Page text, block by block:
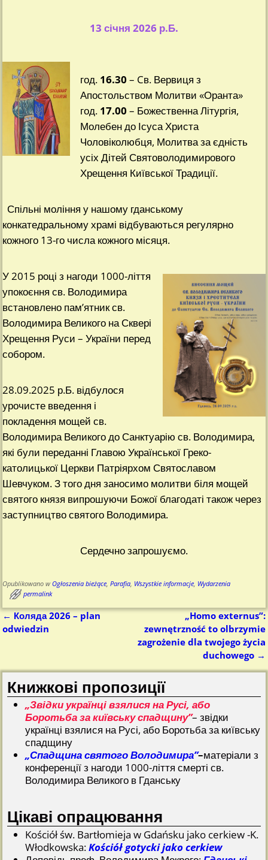
13 січня 2026 р.Б.
год. 16.30 – Cв. Вервиця з
Апостольством Молитви «Оранта»
год. 17.00 – Божественна Літургія,
Молебен до Ісуса Христа
Чоловіколюбця, Молитва за єдність
усіх Дітей Святоволодимирового
Хрещення Київської Традиції.
Спільні моління у нашому гданському
конкатедральному храмі відбуваються регулярно
кожного 13-го числа кожного місяця.
У 2015 році з нагоди 1000-ліття
упокоєння св. Володимира
встановлено пам’ятник св.
Володимира Великого на Сквері
Хрещення Руси – України перед
собором.
28.09.2025 р.Б. відбулося
урочисте введення і
покладення мощей св.
Володимира Великого до Санктуарію св. Володимира,
які були переданні Главою Української Греко-
католицької Церкви Патріярхом Святославом
Шевчуком. З того дня заносимо молитви біля мощей
святого князя випрошуючи Божої благодаті також через
заступництво святого Володимира.
Сердечно запрошуємо.
Opublikowano w Ogłoszenia bieżące,Parafia, Wszystkie informacje, Wydarzenia
permalink
Nawigacja
← Коляда 2026 – plan
odwiedzin
„Homo externus”:
zewnętrzność to olbrzymie
zagrożenie dla twojego życia
duchowego →
Книжкові пропозиції
„Звідки українці взялися на Русі, або
Боротьба за київську спадщину”– звідки
українці взялися на Русі, або Боротьба за київську
спадщину
„Спадщина святого Володимира”–матеріали з
конференції з нагоди 1000-ліття смерті св.
Володимира Великого в Гданську
Цікаві опрацювання
Kościół św. Bartłomieja w Gdańsku jako cerkiew -K.
Włodkowska:Kościół gotycki jako cerkiew